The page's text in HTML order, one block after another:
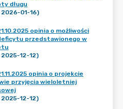
długu
01-16)
opinia o możliwości
przedstawionego w
12-12)
opinia o projekcie
przyjęcia wieloletniej
12-12)